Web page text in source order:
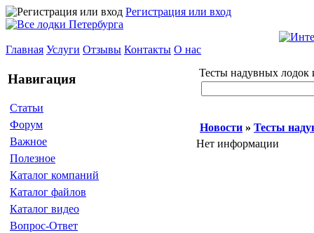
Регистрация или вход
Главная Услуги Отзывы Контакты О нас
Навигация
Статьи
Форум
Важное
Полезное
Каталог компаний
Каталог файлов
Каталог видео
Вопрос-Ответ
Тесты надувных лодок
Новости » Тесты
Нет информации